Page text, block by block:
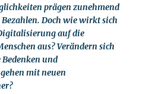
prägen zunehmend
Doch wie wirkt sich
auf die
aus? Verändern sich
und
mit neuen